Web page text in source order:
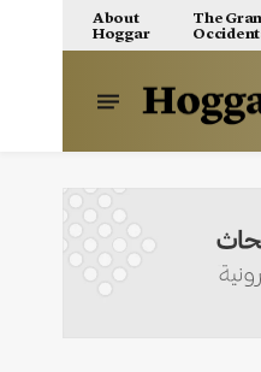
About
Hoggar
The